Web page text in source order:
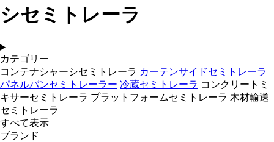
シセミトレーラ
カテゴリー
コンテナシャーシセミトレーラ カーテンサイドセミトレーラ
パネルバンセミトレーラー 冷蔵セミトレーラ コンクリートミ
キサーセミトレーラ プラットフォームセミトレーラ 木材輸送
セミトレーラ
すべて表示
ブランド